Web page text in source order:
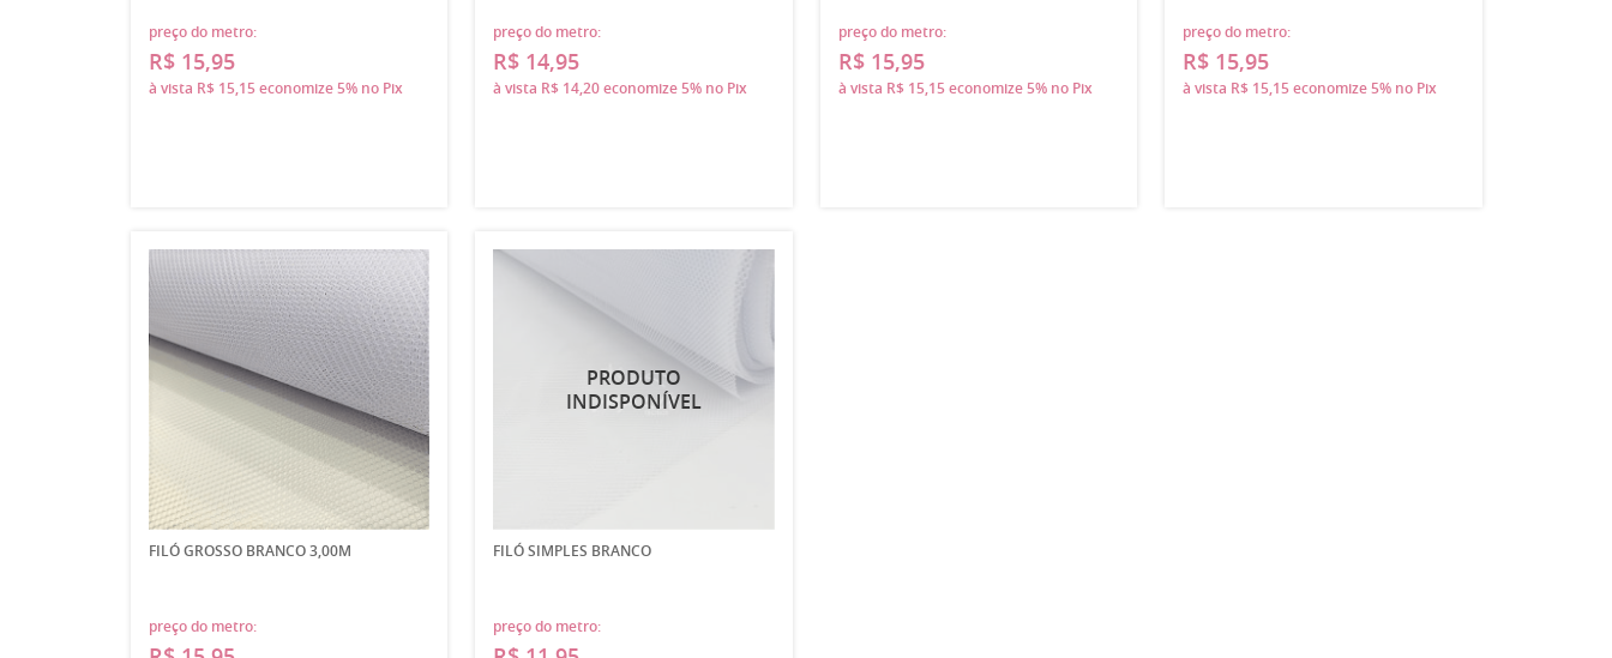
preço do metro:
R$ 15,95
à vista R$ 15,15economize5% no Pix
preço do metro:
R$ 14,95
à vista R$ 14,20economize5% no Pix
preço do metro:
R$ 15,95
à vista R$ 15,15economize5% no Pix
preço do metro:
R$ 15,95
à vista R$ 15,15economize5% no Pix
FILÓ GROSSO BRANCO 3,00M
preço do metro:
FILÓ SIMPLES BRANCO
preço do metro: